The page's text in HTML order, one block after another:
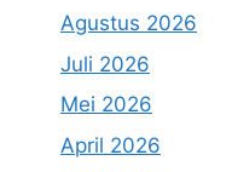
Agustus 2026
Juli 2026
Mei 2026
April 2026